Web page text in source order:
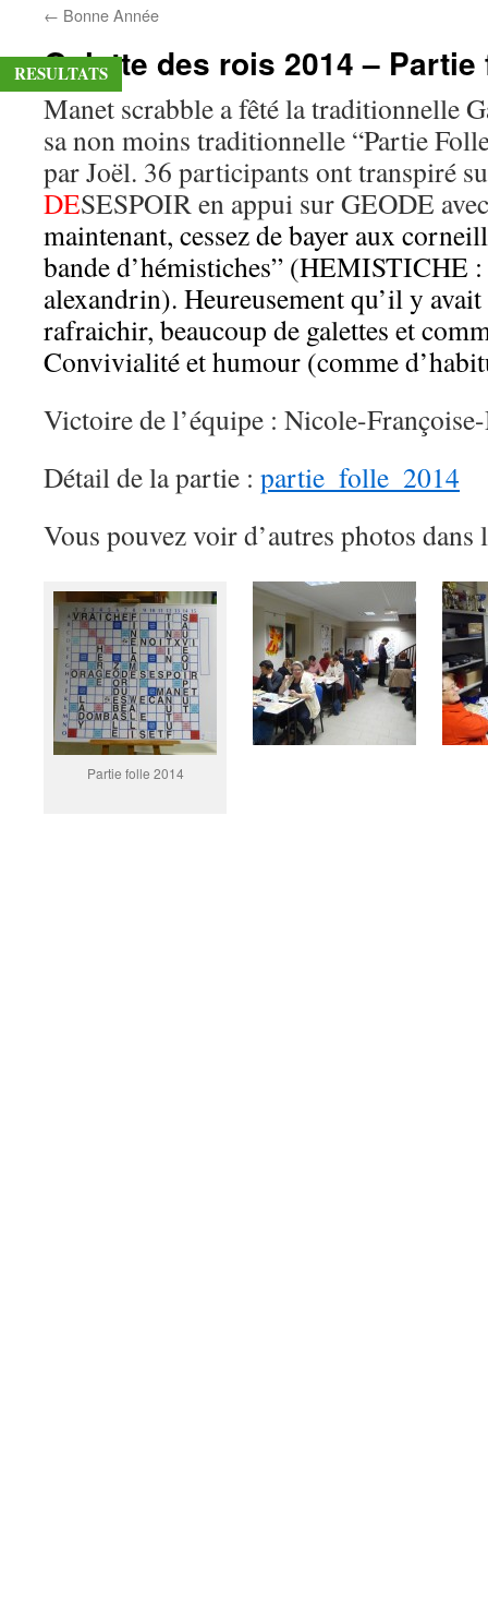
contenu
← Bonne Année
Galette des rois 2014 –
Manet scrabble a fêté la traditionnelle
sa non moins traditionnelle “Partie
par Joël. 36 participants ont transpiré
DESESPOIR en appui sur GEODE
maintenant, cessez de bayer aux
bande d’hémistiches” (HEMISTICHE
alexandrin). Heureusement qu’il y
rafraichir, beaucoup de galettes et
Convivialité et humour (comme
Victoire de l’équipe : Nicole-
Détail de la partie : partie_folle_2014
Vous pouvez voir d’autres photos dans
Partie folle 2014
RESULTATS